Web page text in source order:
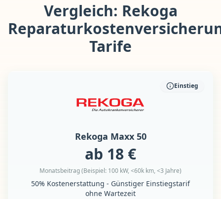
Vergleich: Rekoga
Tarife
Einstieg
Rekoga Maxx 50
ab 18 €
Monatsbeitrag (Beispiel: 100 kW, <60k km, <3 Jahre)
50% Kostenerstattung - Günstiger Einstiegstarif
ohne Wartezeit